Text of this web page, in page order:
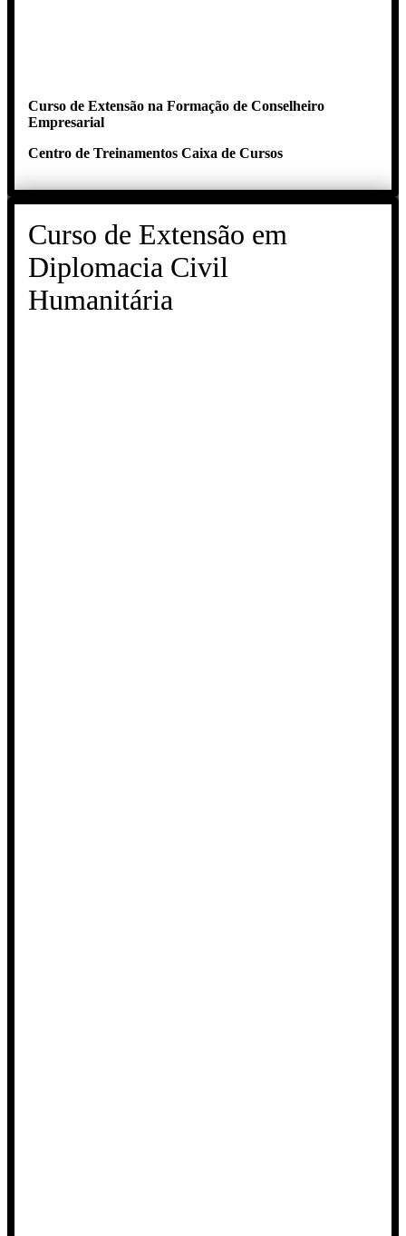
Curso de Extensão na Formação de Conselheiro
Empresarial
Centro de Treinamentos Caixa de Cursos
Curso de Extensão em
Diplomacia Civil
Humanitária